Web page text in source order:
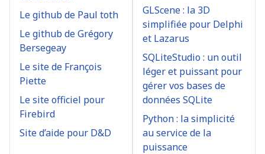
Le github de Paul toth
Le github de Grégory
Bersegeay
Le site de François
Piette
Le site officiel pour
Firebird
Site d’aide pour D&D
GLScene : la 3D
simplifiée pour Delphi
et Lazarus
SQLiteStudio : un outil
léger et puissant pour
gérer vos bases de
données SQLite
Python : la simplicité
au service de la
puissance